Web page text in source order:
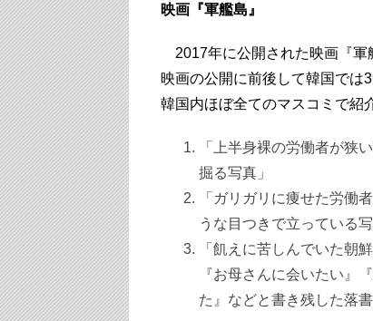
映画『軍艦島』
2017年に公開された映画『軍
映画の公開に前後して韓国では3
韓国内ほぼ全てのマスコミで紹
「上半身裸の労働者が狭
掘る写真」
「ガリガリに痩せた労働
うな目つきで立っている写
「飢えに苦しんでいた朝
『お母さんに会いたい』
た』などと書き残した落書